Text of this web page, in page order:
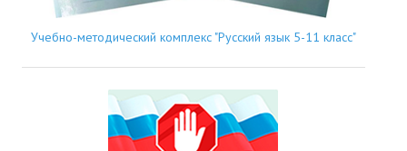
Учебно-методический комплекс "Русский язык 5-11 класс"